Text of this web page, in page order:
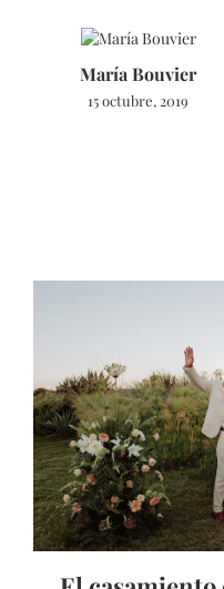
María Bouvier
15 octubre, 2019